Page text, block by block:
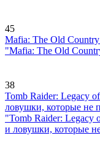
45
Mafia: The Old
"Mafia: The Old
38
Tomb Raider: Legacy
ловушки, которые не
"Tomb Raider: Legacy
и ловушки, которые